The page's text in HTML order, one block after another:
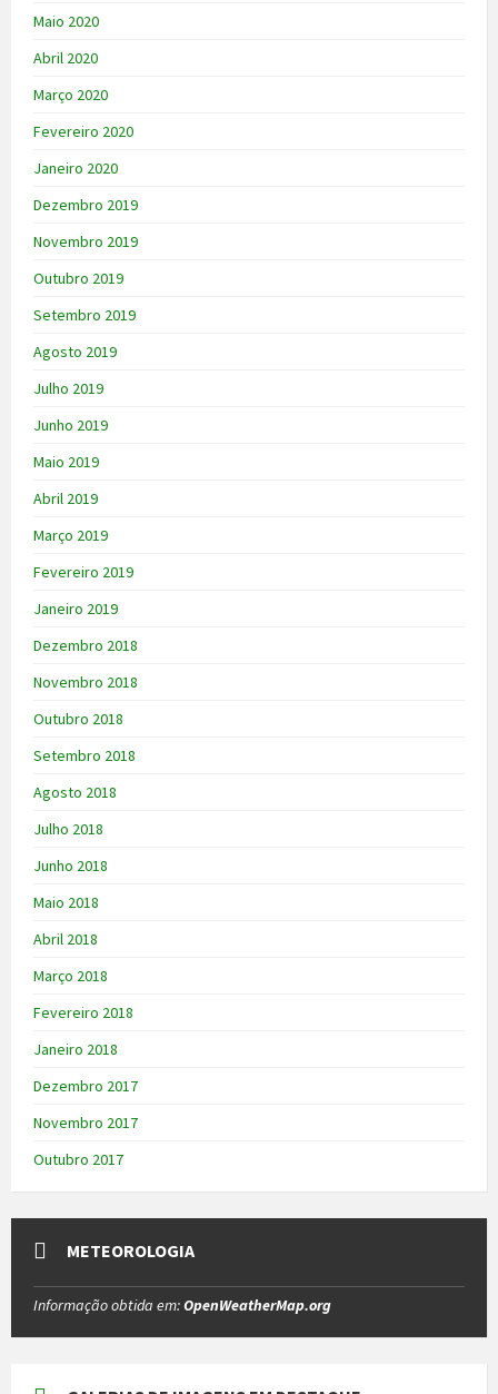
Maio 2020
Abril 2020
Março 2020
Fevereiro 2020
Janeiro 2020
Dezembro 2019
Novembro 2019
Outubro 2019
Setembro 2019
Agosto 2019
Julho 2019
Junho 2019
Maio 2019
Abril 2019
Março 2019
Fevereiro 2019
Janeiro 2019
Dezembro 2018
Novembro 2018
Outubro 2018
Setembro 2018
Agosto 2018
Julho 2018
Junho 2018
Maio 2018
Abril 2018
Março 2018
Fevereiro 2018
Janeiro 2018
Dezembro 2017
Novembro 2017
Outubro 2017
METEOROLOGIA
Informação obtida em:OpenWeatherMap.org